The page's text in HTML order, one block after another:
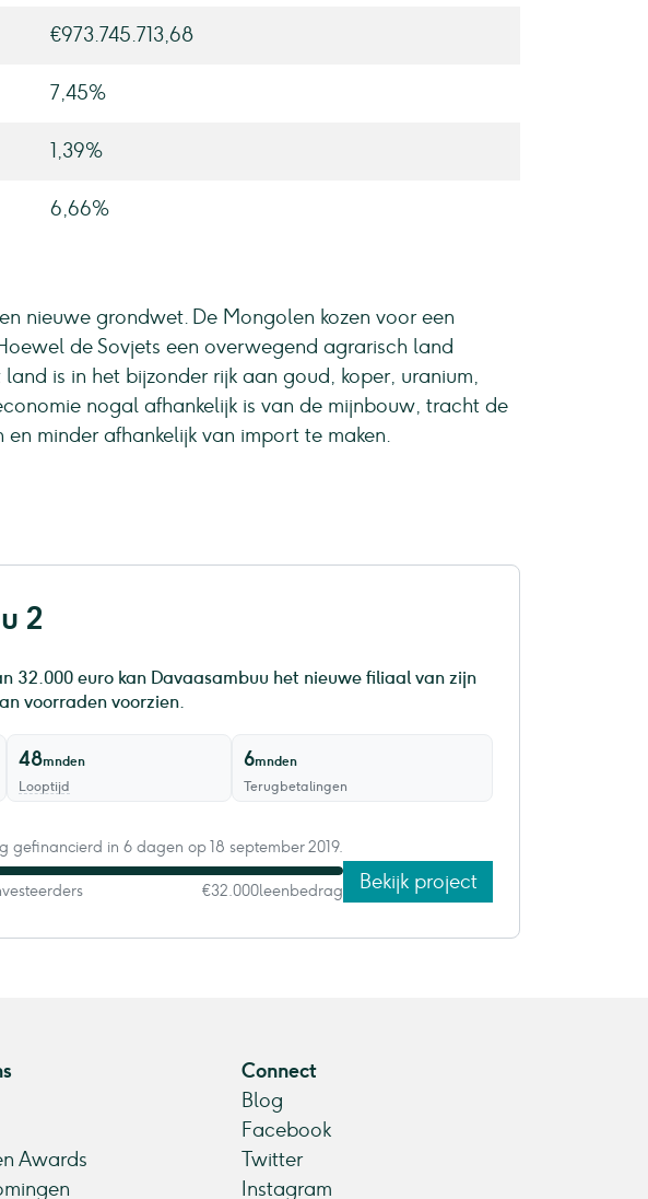
€973.745.713,68
7,45%
1,39%
6,66%
nieuwe grondwet. De Mongolen kozen voor een
de Sovjets een overwegend agrarisch land
is in het bijzonder rijk aan goud, koper, uranium,
nogal afhankelijk is van de mijnbouw, tracht de
minder afhankelijk van import te maken.
2
32.000 euro kan Davaasambuu het nieuwe filiaal van zijn
voorraden voorzien.
48mnden
Looptijd
6mnden
Terugbetalingen
gefinancierd in 6 dagen op 18 september 2019.
€32.000leenbedrag Bekijk project
Awards
Connect
Blog
Facebook
Twitter
Instagram